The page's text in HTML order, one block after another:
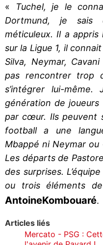
«
Tuchel, je le
Dortmund, je sais
méticuleux. Il a appris
sur la Ligue 1, il
Silva, Neymar,
pas rencontrer trop
s’intégrer lui-
génération de
par cœur. Ils peuvent
football a une
Mbappé ni Neymar ou
Les départs de
des surprises.
ou trois éléments
AntoineKombouaré.
Articles liés
Mercato - PSG :